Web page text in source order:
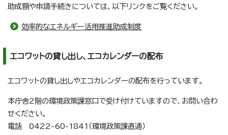
助成額や申請手続きについては、以下リンクをご覧ください。
効率的なエネルギー活用推進助成制度
エコワットの貸し出し、エコカレンダーの配布
エコワットの貸し出しやエコカレンダーの配布を行っています。
本庁舎2階の環境政策課窓口で受け付けていますので、お問い合わ
せください。
電話 0422-60-1841（環境政策課直通）